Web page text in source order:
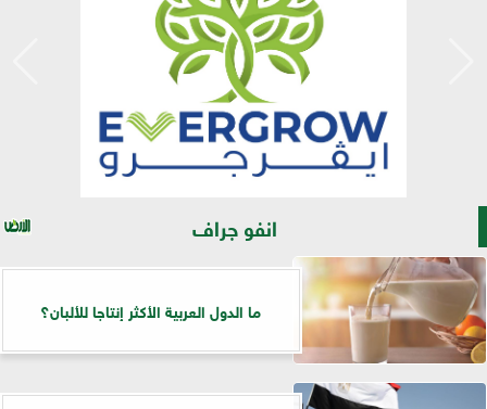
انفو جراف
ما الدول العربية الأكثر إنتاجا للألبان؟